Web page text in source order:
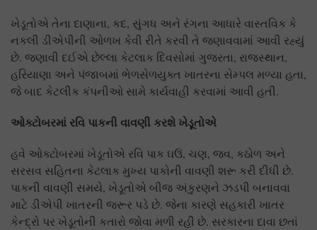
ખેડૂતોએ તેના દાણાના, કદ, સુંગધ અને રંગના આધારે વાસ્તવિક કે
નકલી ડીએપીની ઓળખ કેવી રીતે કરવી તે જણાવવામાં આવી રહ્યું
છે. જણાવી દઈએ છેલ્લા કેટલાક દિવસોમાં ગુજરતા, રાજસ્થાન,
હરિયાણા અને પંજાબમાં ભેળસેળયુક્ત ખાતરના સેમ્પલ મળ્યા હતા,
જે બાદ કેટલીક કંપનીઓ સામે કાર્યવાહી કરવામાં આવી હતી.
ઓક્ટોબરમાં રવિ પાકની વાવણી કરશે ખેડૂતોએ
હવે ઓક્ટોબરમાં ખેડૂતોએ રવિ પાક ઘઉં, ચણ, જવ, કઠોળ અને
સરસવ સહિતના કેટલાક મુખ્ય પાકોની વાવણી શરૂ કરી દીધી છે.
પાકની વાવણી સમયે, ખેડૂતોએ બીજ અંકુરણને ઝડપી બનાવવા
માટે ડીએપી ખાતરની જરૂર પડે છે. જેના કારણે સહકારી ખાતર
કેન્દ્રો પર ખેડૂતોની કતારો જોવા મળી રહી છે. સરકારના દાવા છતાં